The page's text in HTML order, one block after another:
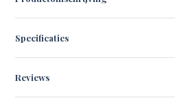
Specificaties
Reviews